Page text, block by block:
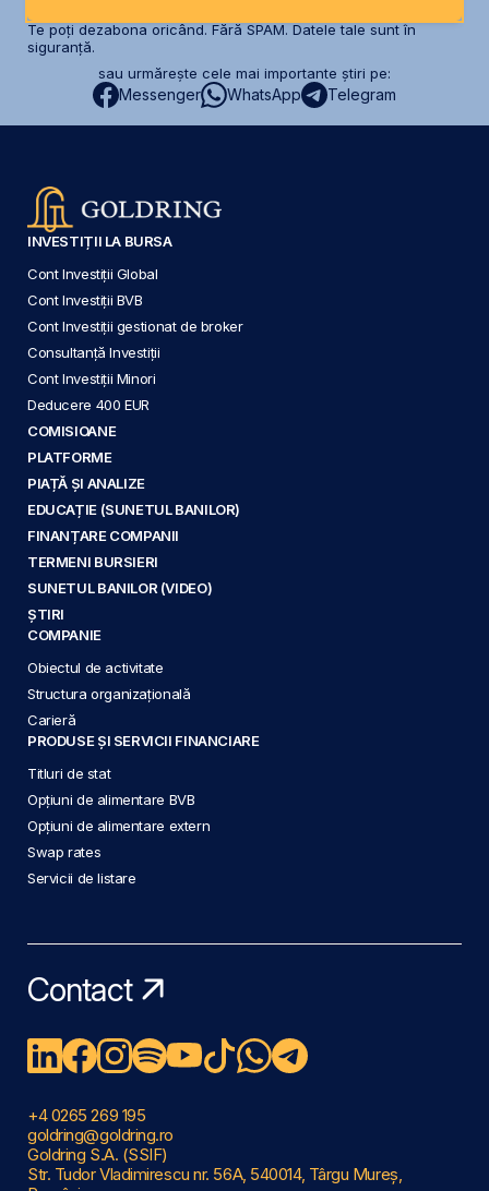
Te poți dezabona oricând. Fără SPAM. Datele tale sunt în
siguranță.
sau urmărește cele mai importante știri pe:
Messenger WhatsApp Telegram
INVESTIȚII LA BURSA
Cont Investiții Global
Cont Investiții BVB
Cont Investiții gestionat de broker
Consultanță Investiții
Cont Investiții Minori
Deducere 400 EUR
COMISIOANE
PLATFORME
PIAȚĂ ȘI ANALIZE
EDUCAȚIE (SUNETUL BANILOR)
FINANȚARE COMPANII
TERMENI BURSIERI
SUNETUL BANILOR (VIDEO)
ȘTIRI
COMPANIE
Obiectul de activitate
Structura organizațională
Carieră
PRODUSE ȘI SERVICII FINANCIARE
Titluri de stat
Opțiuni de alimentare BVB
Opțiuni de alimentare extern
Swap rates
Servicii de listare
Contact
+4 0265 269 195
goldring@goldring.ro
Goldring S.A. (SSIF)
Str. Tudor Vladimirescu nr. 56A, 540014, Târgu Mureș,